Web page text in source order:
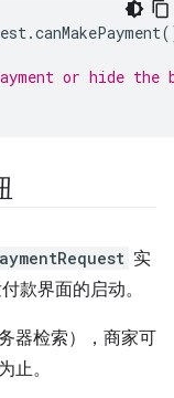
.canMakePayment
or hide the
实
款界面的启动。
器检索），商家可
止。